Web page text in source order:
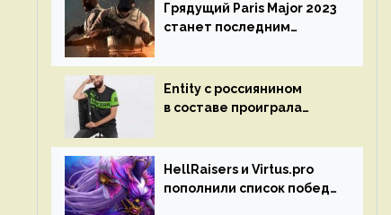
Грядущий Paris Major 2023
станет последним
GO
Entity с россиянином
в составе проиграла
Circuit 2023
HellRaisers и Virtus.pro
пополнили список побед